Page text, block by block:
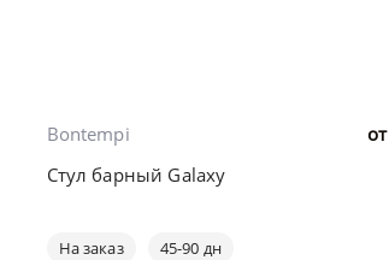
от
Bontempi
Стул барный Galaxy
На заказ 45-90 дн